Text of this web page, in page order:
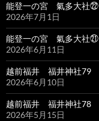
能登一の宮 氣多大社㉒
2026年7月1日
能登一の宮 氣多大社㉑
2026年6月11日
越前福井 福井神社79
2026年6月10日
越前福井 福井神社78
2026年5月15日